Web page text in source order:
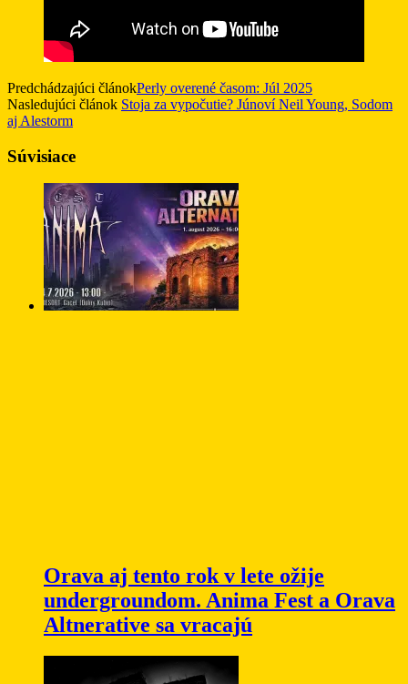
Predchádzajúci článokPerly overené časom: Júl 2025
Nasledujúci článok Stoja za vypočutie? Júnoví Neil Young, Sodom
aj Alestorm
Súvisiace
Orava aj tento rok v lete ožije
undergroundom. Anima Fest a Orava
Altnerative sa vracajú